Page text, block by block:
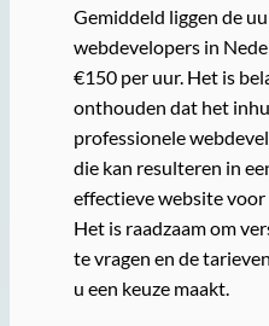
Gemiddeld liggen de
webdevelopers in
€150 per uur. Het is
onthouden dat het
professionele
die kan resulteren in
effectieve website
Het is raadzaam om
te vragen en de
u een keuze maakt.